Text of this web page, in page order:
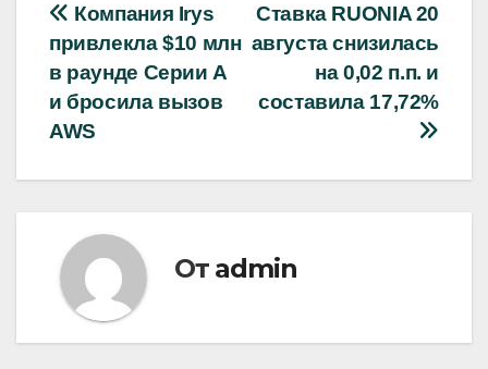
Навигация
по
записям
Ставка RUONIA 20
августа снизилась
на 0,02 п.п. и
составила 17,72%
Компания Irys
привлекла $10 млн
в раунде Серии A
и бросила вызов
AWS
От admin